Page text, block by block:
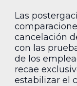
Las
cancelación
con las
de los
recae
estabilizar el